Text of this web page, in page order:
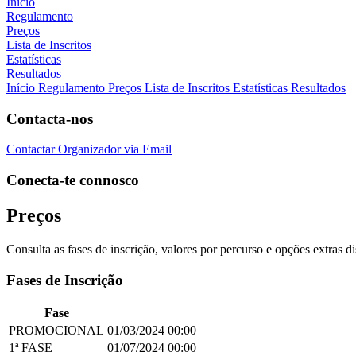
Regulamento
Preços
Lista de Inscritos
Estatísticas
Resultados
Início Regulamento Preços Lista de Inscritos Estatísticas Resultados
Contacta-nos
Contactar Organizador via Email
Conecta-te connosco
Preços
Consulta as fases de inscrição, valores por percurso e opções extras
Fases de Inscrição
Fase
PROMOCIONAL 01/03/2024 00:00
1ª FASE
01/07/2024 00:00